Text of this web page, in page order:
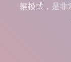
輛模式，是非